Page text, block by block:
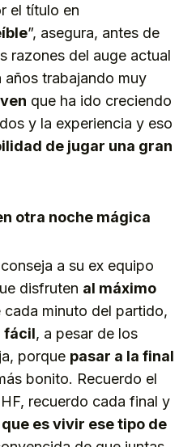
el título en
”, asegura, antes de
razones del auge actual
años trabajando muy
que ha ido creciendo
y la experiencia y eso
de jugar una gran
otra noche mágica
a su ex equipo
disfruten al máximo
cada minuto del partido,
fácil, a pesar de los
porque pasar a la final
bonito. Recuerdo el
recuerdo cada final y
es vivir ese tipo de